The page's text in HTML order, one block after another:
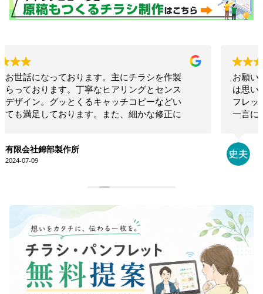
お願いして本当に良かった！！相談したらこちらで
は思いつかないような構成でインパクトのあるリー
フレットを作ってくださいました！！素晴らしいの
一言につきます！！今後も何かの時にお願いしたい
永井史夫